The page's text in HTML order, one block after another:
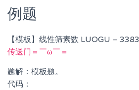
例题
【模板】线性筛素数 LUOGU – 3383
传送门＝￣ω￣＝
题解：模板题。
代码：